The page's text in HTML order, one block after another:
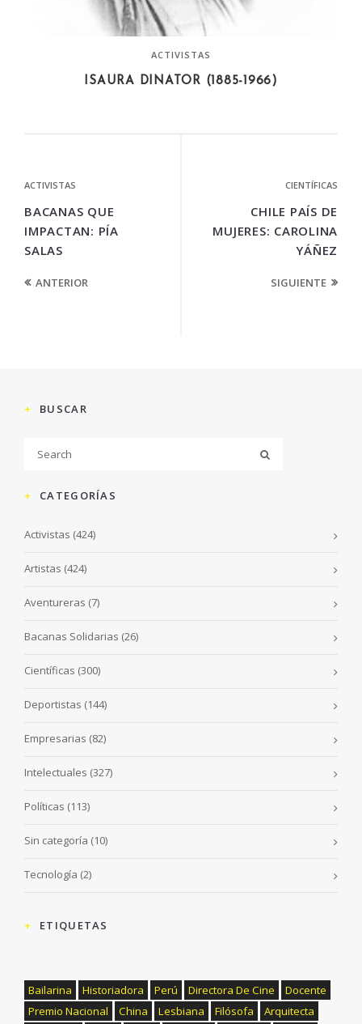
ACTIVISTAS
ISAURA DINATOR (1885-1966)
ACTIVISTAS
BACANAS QUE
IMPACTAN: PÍA
SALAS
ANTERIOR
CIENTÍFICAS
CHILE PAÍS DE
MUJERES: CAROLINA
YÁÑEZ
SIGUIENTE
BUSCAR
CATEGORÍAS
Activistas (424)
Artistas (424)
Aventureras (7)
Bacanas Solidarias (26)
Científicas (300)
Deportistas (144)
Empresarias (82)
Intelectuales (327)
Políticas (113)
Sin categoría (10)
Tecnología (2)
ETIQUETAS
Bailarina Historiadora Perú Directora De Cine
Docente
Premio Nacional
China Lesbiana Filósofa Arquitecta